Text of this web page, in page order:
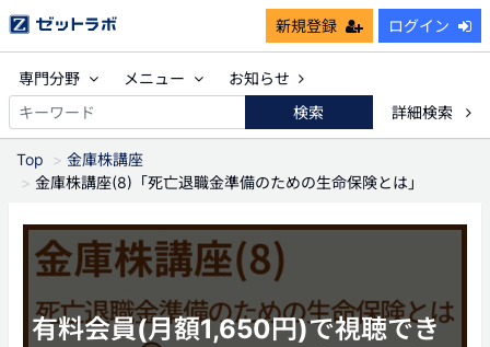
新規登録 ログイン
専門分野 メニュー
お知らせ
検索
詳細検索
Top
金庫株講座
金庫株講座(8)「死亡退職金準備のための生命保険とは」
有料会員(月額1,650円)で視聴でき